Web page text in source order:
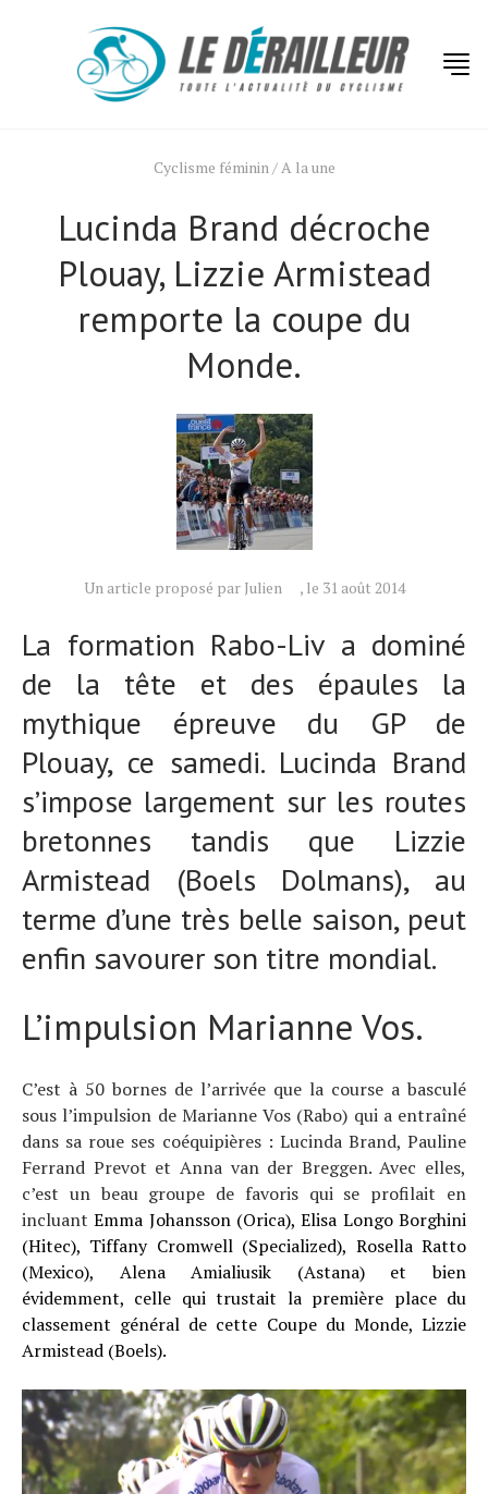
Cyclisme féminin/A la une
Lucinda Brand décroche
Plouay, Lizzie Armistead
remporte la coupe du
Monde.
Un article proposé par Julien , le 31 août 2014
La formation Rabo-Liv a dominé
de la tête et des épaules la
mythique épreuve du GP de
Plouay, ce samedi. Lucinda Brand
s’impose largement sur les routes
bretonnes tandis que Lizzie
Armistead (Boels Dolmans), au
terme d’une très belle saison, peut
enfin savourer son titre mondial.
L’impulsion Marianne Vos.
C’est à 50 bornes de l’arrivée que la course a basculé
sous l’impulsion de Marianne Vos (Rabo) qui a entraîné
dans sa roue ses coéquipières : Lucinda Brand, Pauline
Ferrand Prevot et Anna van der Breggen. Avec elles,
c’est un beau groupe de favoris qui se profilait en
incluantEmma Johansson (Orica),Elisa Longo Borghini
(Hitec), Tiffany Cromwell (Specialized), Rosella Ratto
(Mexico), Alena Amialiusik (Astana) et bien
évidemment, celle qui trustait la première place du
classement général de cette Coupe du Monde, Lizzie
Armistead (Boels).
Technologies
Tests de produits
Conseils
Tendances
Tous nos articles